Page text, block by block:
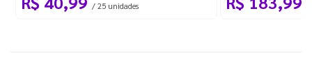
/ 25 unidades